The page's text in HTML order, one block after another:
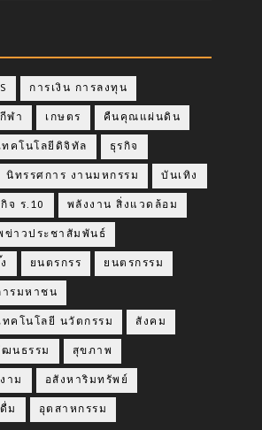
การเงิน การลงทุน
กีฬา เกษตร คืนคุณแผ่นดิน
ทคโนโลยีดิจิทัล ธุรกิจ
นิทรรศการ งานมหกรรม บันเทิง
จ ร.10 พลังงาน สิ่งแวดล้อม
ข่าวประชาสัมพันธ์
ยนตรกรร ยนตรกรรม
ารมหาชน
คโนโลยี นวัตกรรม สังคม
นธรรม สุขภาพ
าม อสังหาริมทรัพย์
ม อุตสาหกรรม